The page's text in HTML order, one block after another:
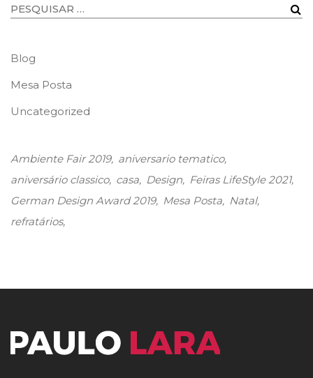
Blog
Mesa Posta
Uncategorized
Ambiente Fair 2019 aniversario tematico
aniversário classico casa Design
Feiras LifeStyle 2021
German Design Award 2019
Mesa Posta
Natal
refratários